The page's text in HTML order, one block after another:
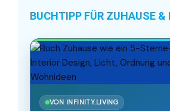
BUCHTIPP FÜR ZUHAUSE &
VON INFINITY.LIVING